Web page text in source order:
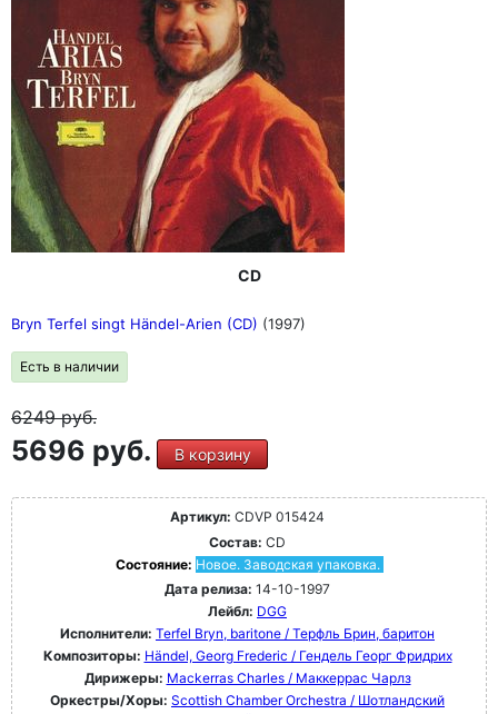
CD
Bryn Terfel singt Händel-Arien (CD) (1997)
Есть в наличии
6249руб.
5696 руб. В корзину
Артикул: CDVP 015424
Состав: CD
Состояние: Новое. Заводская упаковка.
Дата релиза: 14-10-1997
Лейбл: DGG
Исполнители: Terfel Bryn, baritone / Терфль Брин, баритон
Композиторы: Händel, Georg Frederic / Гендель Георг Фридрих
Дирижеры: Mackerras Charles / Маккеррас Чарлз
Оркестры/Хоры: Scottish Chamber Orchestra / Шотландский